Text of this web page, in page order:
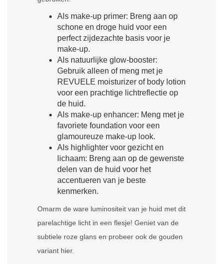
Als make-up primer: Breng aan op
schone en droge huid voor een
perfect zijdezachte basis voor je
make-up.
Als natuurlijke glow-booster:
Gebruik alleen of meng met je
REVUELE moisturizer of body lotion
voor een prachtige lichtreflectie op
de huid.
Als make-up enhancer: Meng met je
favoriete foundation voor een
glamoureuze make-up look.
Als highlighter voor gezicht en
lichaam: Breng aan op de gewenste
delen van de huid voor het
accentueren van je beste
kenmerken.
Omarm de ware luminositeit van je huid met dit
parelachtige licht in een flesje! Geniet van de
subtiele roze glans en probeer ook de gouden
variant hier.